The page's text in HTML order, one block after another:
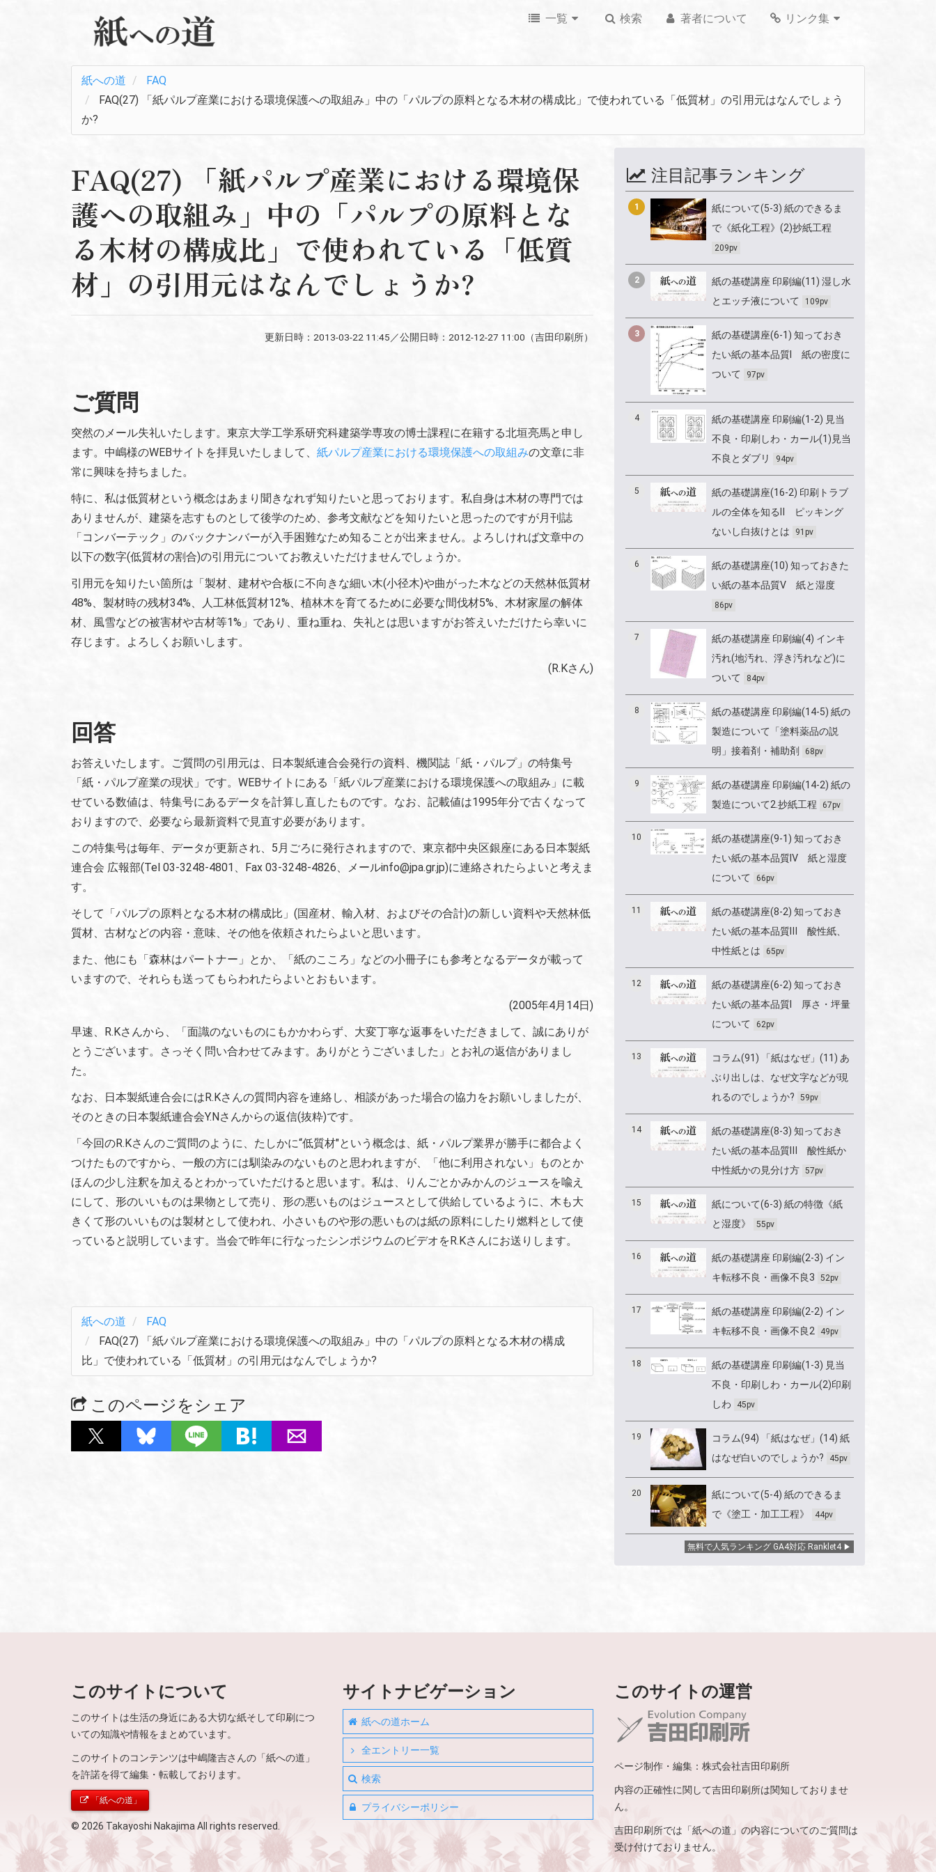
一覧 検索 著者について リンク集
紙への道
FAQ
FAQ(27) 「紙パルプ産業における環境保護への取組み」中の「パルプの原料となる木材の構成比」で使われている「低質材」の引用元はなんでしょう
か?
FAQ(27) 「紙パルプ産業における環境保
護への取組み」中の「パルプの原料とな
る木材の構成比」で使われている「低質
材」の引用元はなんでしょうか?
更新日時： 2013-03-22 11:45 ／公開日時： 2012-12-27 11:00 （吉田印刷所）
ご質問
突然のメール失礼いたします。東京大学工学系研究科建築学専攻の博士課程に在籍する北垣亮馬と申し
ます。中嶋様のWEBサイトを拝見いたしまして、 紙パルプ産業における環境保護への取組みの文章に非
常に興味を持ちました。
特に、私は低質材という概念はあまり聞きなれず知りたいと思っております。私自身は木材の専門では
ありませんが、建築を志すものとして後学のため、参考文献などを知りたいと思ったのですが月刊誌
「コンバーテック」のバックナンバーが入手困難なため知ることが出来ません。よろしければ文章中の
以下の数字(低質材の割合)の引用元についてお教えいただけませんでしょうか。
引用元を知りたい箇所は「製材、建材や合板に不向きな細い木(小径木)や曲がった木などの天然林低質材
48%、製材時の残材34%、人工林低質材12%、植林木を育てるために必要な間伐材5%、木材家屋の解体
材、風雪などの被害材や古材等1%」であり、重ね重ね、失礼とは思いますがお答えいただけたら幸いに
存じます。よろしくお願いします。
(R.Kさん)
回答
お答えいたします。ご質問の引用元は、日本製紙連合会発行の資料、機関誌「紙・パルプ」の特集号
「紙・パルプ産業の現状」です。WEBサイトにある「紙パルプ産業における環境保護への取組み」に載
せている数値は、特集号にあるデータを計算し直したものです。なお、記載値は1995年分で古くなって
おりますので、必要なら最新資料で見直す必要があります。
この特集号は毎年、データが更新され、5月ごろに発行されますので、東京都中央区銀座にある日本製紙
連合会 広報部(Tel 03-3248-4801、Fax 03-3248-4826、メールinfo@jpa.gr.jp)に連絡されたらよいと考えま
す。
そして「パルプの原料となる木材の構成比」(国産材、輸入材、およびその合計)の新しい資料や天然林低
質材、古材などの内容・意味、その他を依頼されたらよいと思います。
また、他にも「森林はパートナー」とか、「紙のこころ」などの小冊子にも参考となるデータが載って
いますので、それらも送ってもらわれたらよいとおもいます。
(2005年4月14日)
早速、R.Kさんから、「面識のないものにもかかわらず、大変丁寧な返事をいただきまして、誠にありが
とうございます。さっそく問い合わせてみます。ありがとうございました」とお礼の返信がありまし
た。
なお、日本製紙連合会にはR.Kさんの質問内容を連絡し、相談があった場合の協力をお願いしましたが、
そのときの日本製紙連合会Y.Nさんからの返信(抜粋)です。
「今回のR.Kさんのご質問のように、たしかに“低質材"という概念は、紙・パルプ業界が勝手に都合よく
つけたものですから、一般の方には馴染みのないものと思われますが、「他に利用されない」ものとか
ほんの少し注釈を加えるとわかっていただけると思います。私は、りんごとかみかんのジュースを喩え
にして、形のいいものは果物として売り、形の悪いものはジュースとして供給しているように、木も大
きくて形のいいものは製材として使われ、小さいものや形の悪いものは紙の原料にしたり燃料として使
っていると説明しています。当会で昨年に行なったシンポジウムのビデオをR.Kさんにお送りします。
紙への道
FAQ
FAQ(27) 「紙パルプ産業における環境保護への取組み」中の「パルプの原料となる木材の構成
比」で使われている「低質材」の引用元はなんでしょうか?
このページをシェア
注目記事ランキング
1
紙について(5-3) 紙のできるま
で《紙化工程》(2)抄紙工程
209pv
2
紙の基礎講座 印刷編(11) 湿し水
とエッチ液について
109pv
3
紙の基礎講座(6-1) 知っておき
たい紙の基本品質Ⅰ 紙の密度に
ついて
97pv
4
紙の基礎講座 印刷編(1-2) 見当
不良・印刷しわ・カール(1)見当
不良とダブリ
94pv
5
紙の基礎講座(16-2) 印刷トラブ
ルの全体を知るⅡ ピッキング
ないし白抜けとは
91pv
6
紙の基礎講座(10) 知っておきた
い紙の基本品質Ⅴ 紙と湿度
86pv
7
紙の基礎講座 印刷編(4) インキ
汚れ(地汚れ、浮き汚れなど)に
ついて
84pv
8
紙の基礎講座 印刷編(14-5) 紙の
製造について「塗料薬品の説
明」接着剤・補助剤
68pv
9
紙の基礎講座 印刷編(14-2) 紙の
製造について2.抄紙工程
67pv
10
紙の基礎講座(9-1) 知っておき
たい紙の基本品質Ⅳ 紙と湿度
について
66pv
11
紙の基礎講座(8-2) 知っておき
たい紙の基本品質Ⅲ 酸性紙、
中性紙とは
65pv
12
紙の基礎講座(6-2) 知っておき
たい紙の基本品質Ⅰ 厚さ・坪量
について
62pv
13
コラム(91) 「紙はなぜ」(11) あ
ぶり出しは、なぜ文字などが現
れるのでしょうか?
59pv
14
紙の基礎講座(8-3) 知っておき
たい紙の基本品質Ⅲ 酸性紙か
中性紙かの見分け方 57pv
15
紙について(6-3) 紙の特徴《紙
と湿度》
55pv
16
紙の基礎講座 印刷編(2-3) イン
キ転移不良・画像不良3
52pv
17
紙の基礎講座 印刷編(2-2) イン
キ転移不良・画像不良2
49pv
18
紙の基礎講座 印刷編(1-3) 見当
不良・印刷しわ・カール(2)印刷
しわ
45pv
19
コラム(94) 「紙はなぜ」(14) 紙
はなぜ白いのでしょうか?
45pv
20
紙について(5-4) 紙のできるま
で《塗工・加工工程》
44pv
無料で人気ランキング GA4対応 Ranklet4
このサイトについて
このサイトは生活の身近にある大切な紙そして印刷につ
いての知識や情報をまとめています。
このサイトのコンテンツは中嶋隆吉さんの「紙への道」
を許諾を得て編集・転載しております。
「紙への道」
© 2026 Takayoshi Nakajima All rights reserved.
サイトナビゲーション
紙への道ホーム
全エントリー一覧
検索
プライバシーポリシー
このサイトの運営
ページ制作・編集：株式会社吉田印刷所
内容の正確性に関して吉田印刷所は関知しておりませ
ん。
吉田印刷所では「紙への道」の内容についてのご質問は
受け付けておりません。